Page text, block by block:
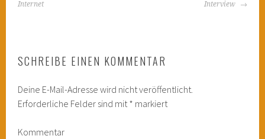
Internet
Interview
SCHREIBE EINEN KOMMENTAR
Deine E-Mail-Adresse wird nicht veröffentlicht.
Erforderliche Felder sind mit * markiert
Kommentar